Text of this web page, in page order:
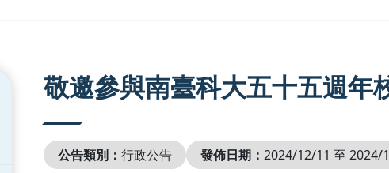
敬邀參與南臺科大五十五週年
公告類別： 行政公告 發佈日期： 2024/12/11 至 2024/